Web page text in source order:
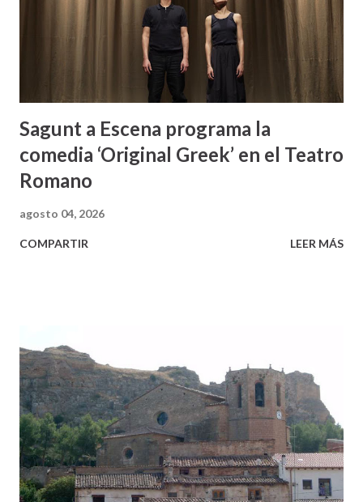
Sagunt a Escena programa la
comedia ‘Original Greek’ en el Teatro
Romano
agosto 04, 2026
COMPARTIR LEER MÁS